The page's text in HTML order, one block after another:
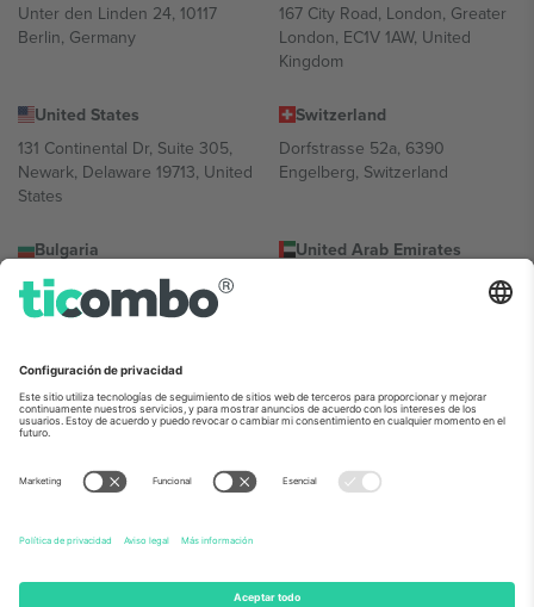
Unter den Linden 24, 10117
Berlin, Germany
167 City Road, London, Greater
London, EC1V 1AW, United
Kingdom
United States
131 Continental Dr, Suite 305,
Newark, Delaware 19713, United
States
Switzerland
Dorfstrasse 52a, 6390
Engelberg, Switzerland
Bulgaria
Regus Sofia City West, bul
Totleben 53-55, 1606 Sofia,
United Arab Emirates
UAE Dubai Silicon Oasis, DDP
Building A1, Office 302, Dubai,
Mexico
Av Chapultepec 360, Roma
Norte, Cuauhtémoc, 06700
Ciudad de México, CDMX,
Mexico
La entidad jurídica del proveedor de la plataforma puede variar en
información, consulte la página específica del evento, el pie de